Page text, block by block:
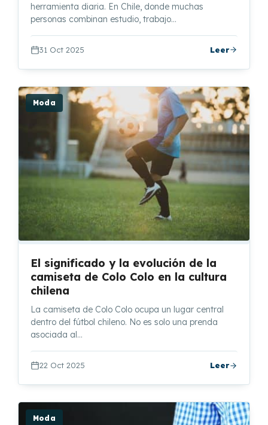
herramienta diaria. En Chile, donde muchas
personas combinan estudio, trabajo…
31 Oct 2025 Leer
Moda
El significado y la evolución de la
camiseta de Colo Colo en la cultura
chilena
La camiseta de Colo Colo ocupa un lugar central
dentro del fútbol chileno. No es solo una prenda
asociada al…
22 Oct 2025 Leer
Moda